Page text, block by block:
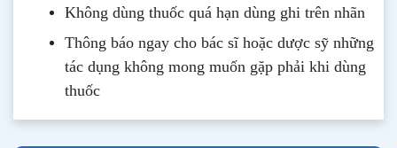
Không dùng thuốc quá hạn dùng ghi trên nhãn
Thông báo ngay cho bác sĩ hoặc dược sỹ những
tác dụng không mong muốn gặp phải khi dùng
thuốc